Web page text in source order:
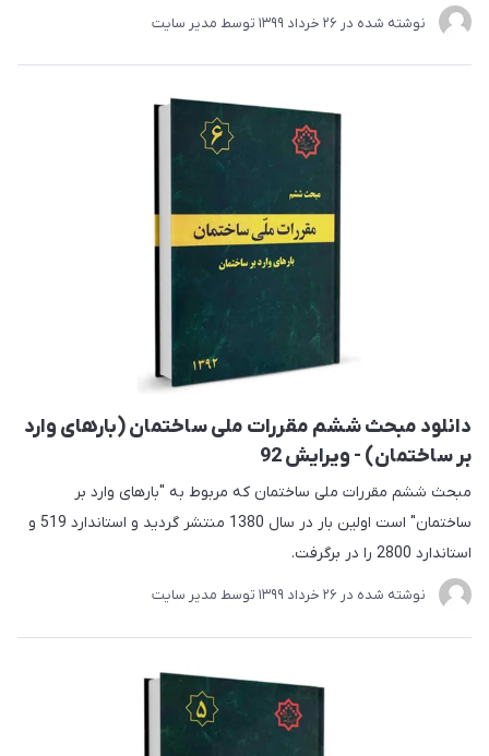
نوشته شده در 26 خرداد 1399 توسط مدیر سایت
دانلود مبحث ششم مقررات ملی ساختمان (بارهای وارد
بر ساختمان) - ویرایش 92
مبحث ششم مقررات ملی ساختمان که مربوط به "بارهای وارد بر
ساختمان" است اولین بار در سال 1380 منتشر گردید و استاندارد 519 و
استاندارد 2800 را در برگرفت.
نوشته شده در 26 خرداد 1399 توسط مدیر سایت